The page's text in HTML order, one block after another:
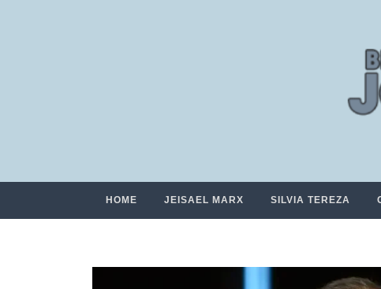
HOME JEISAEL MARX SILVIA TEREZA